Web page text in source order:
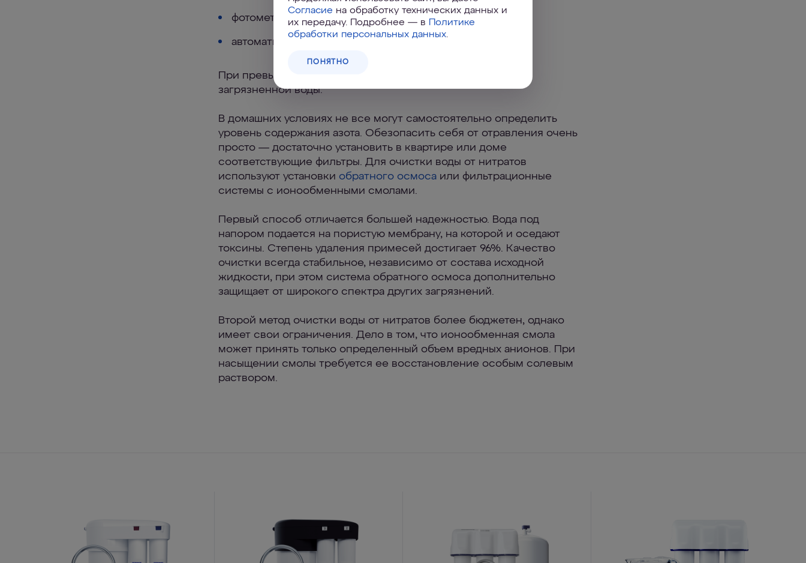
фотометрия;
автоматические анализаторы и пр.
При превышении нормативов тут же прекращают подачу
загрязненной воды.
В домашних условиях не все могут самостоятельно определить
уровень содержания азота. Обезопасить себя от отравления очень
просто — достаточно установить в квартире или доме
соответствующие фильтры. Для очистки воды от нитратов
используют установки обратного осмоса или фильтрационные
системы с ионообменными смолами.
Первый способ отличается большей надежностью. Вода под
напором подается на пористую мембрану, на которой и оседают
токсины. Степень удаления примесей достигает 96%. Качество
очистки всегда стабильное, независимо от состава исходной
жидкости, при этом система обратного осмоса дополнительно
защищает от широкого спектра других загрязнений.
Второй метод очистки воды от нитратов более бюджетен, однако
имеет свои ограничения. Дело в том, что ионообменная смола
может принять только определенный объем вредных анионов. При
насыщении смолы требуется ее восстановление особым солевым
раствором.
Согласие на обработку технических данных и
их передачу. Подробнее — в Политике
обработки персональных данных.
ПОНЯТНО